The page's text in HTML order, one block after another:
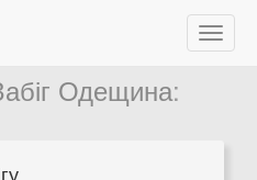
Одещина: